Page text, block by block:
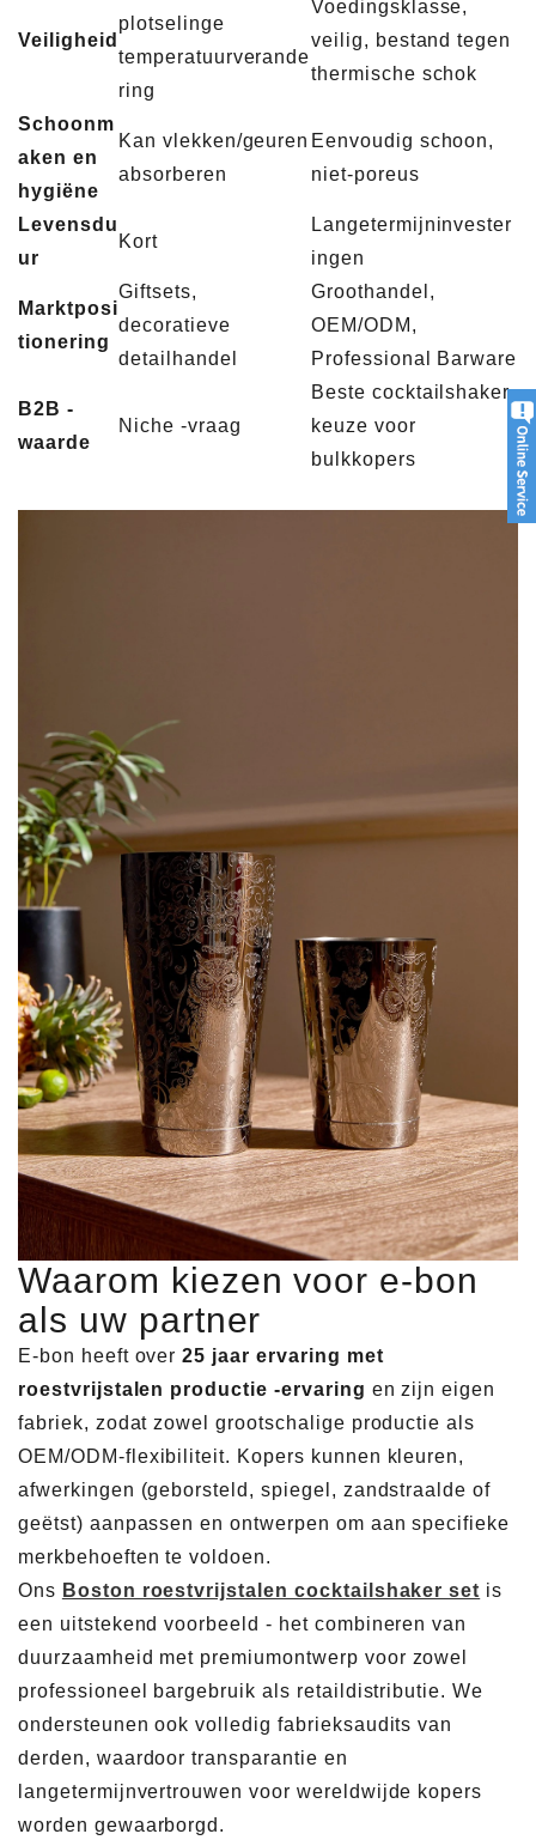
Veiligheid
plotselinge
temperatuurverande
ring
Voedingsklasse,
veilig, bestand tegen
thermische schok
Schoonm
aken en
hygiëne
Kan vlekken/geuren
absorberen
Eenvoudig schoon,
niet-poreus
Levensdu
ur
Kort
Langetermijninvester
ingen
Marktposi
tionering
Giftsets,
decoratieve
detailhandel
Groothandel,
OEM/ODM,
Professional Barware
B2B -
waarde
Niche -vraag
Beste cocktailshaker
keuze voor
bulkkopers
Waarom kiezen voor e-bon
als uw partner
E-bon heeft over25 jaar ervaring met
roestvrijstalen productie -ervaring en zijn eigen
fabriek, zodat zowel grootschalige productie als
OEM/ODM-flexibiliteit. Kopers kunnen kleuren,
afwerkingen (geborsteld, spiegel, zandstraalde of
geëtst) aanpassen en ontwerpen om aan specifieke
merkbehoeften te voldoen.
Ons Boston roestvrijstalen cocktailshaker set is
een uitstekend voorbeeld - het combineren van
duurzaamheid met premiumontwerp voor zowel
professioneel bargebruik als retaildistributie. We
ondersteunen ook volledig fabrieksaudits van
derden, waardoor transparantie en
langetermijnvertrouwen voor wereldwijde kopers
worden gewaarborgd.